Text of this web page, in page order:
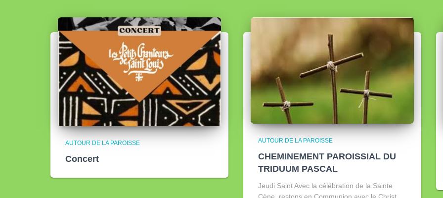
AUTOUR DE LA PAROISSE
Concert
AUTOUR DE LA PAROISSE
CHEMINEMENT PAROISSIAL DU
TRIDUUM PASCAL
Jeudi Saint Avec la célébration de la Sainte
Cène, restons en Communion avec le Christ